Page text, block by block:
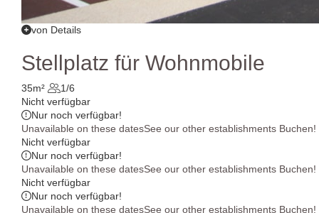
von Details
Stellplatz für Wohnmobile
35m²
1/6
Nicht verfügbar
Nur noch verfügbar!
Unavailable on these datesSee our other establishments Buchen!
Nicht verfügbar
Nur noch verfügbar!
Unavailable on these datesSee our other establishments Buchen!
Nicht verfügbar
Nur noch verfügbar!
Unavailable on these datesSee our other establishments Buchen!